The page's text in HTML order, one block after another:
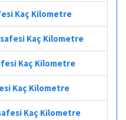
Kaç Kilometre
Kaç Kilometre
Kaç Kilometre
Kaç Kilometre
Kaç Kilometre